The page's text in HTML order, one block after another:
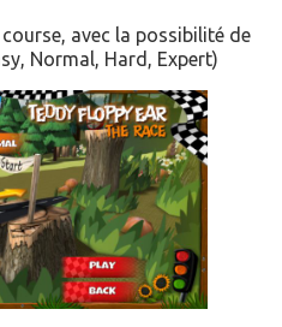
course, avec la possibilité de
Normal, Hard, Expert)